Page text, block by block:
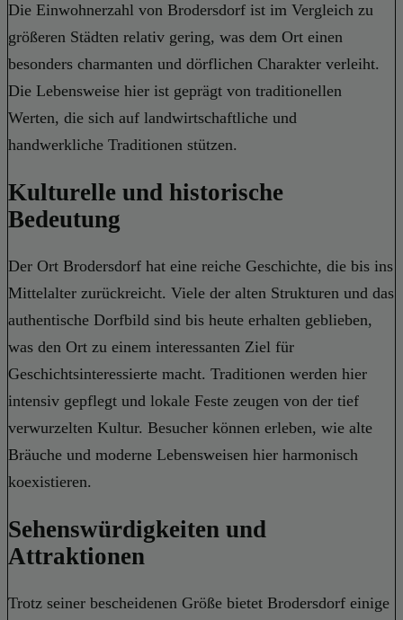
Die Einwohnerzahl von Brodersdorf ist im Vergleich zu
größeren Städten relativ gering, was dem Ort einen
besonders charmanten und dörflichen Charakter verleiht.
Die Lebensweise hier ist geprägt von traditionellen
Werten, die sich auf landwirtschaftliche und
handwerkliche Traditionen stützen.
Kulturelle und historische
Bedeutung
Der Ort Brodersdorf hat eine reiche Geschichte, die bis ins
Mittelalter zurückreicht. Viele der alten Strukturen und das
authentische Dorfbild sind bis heute erhalten geblieben,
was den Ort zu einem interessanten Ziel für
Geschichtsinteressierte macht. Traditionen werden hier
intensiv gepflegt und lokale Feste zeugen von der tief
verwurzelten Kultur. Besucher können erleben, wie alte
Bräuche und moderne Lebensweisen hier harmonisch
koexistieren.
Sehenswürdigkeiten und
Attraktionen
Trotz seiner bescheidenen Größe bietet Brodersdorf einige